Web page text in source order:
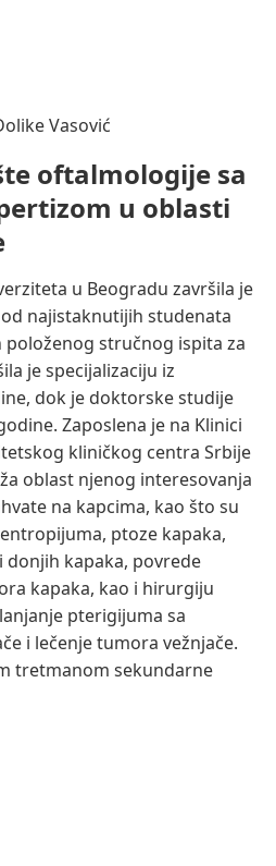
Vasović
oftalmologije sa
u oblasti
u Beogradu završila je
najistaknutijih studenata
položenog stručnog ispita za
je specijalizaciju iz
dok je doktorske studije
Zaposlena je na Klinici
kliničkog centra Srbije
oblast njenog interesovanja
na kapcima, kao što su
ptoze kapaka,
kapaka, povrede
kapaka, kao i hirurgiju
pterigijuma sa
i lečenje tumora vežnjače.
tretmanom sekundarne